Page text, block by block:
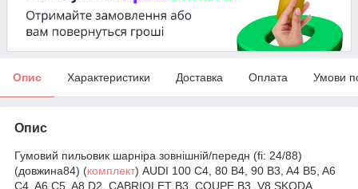
Опис Характеристики Доставка Оплата Умови
Опис
Гумовий пильовик шарніра зовнішній/передн (fi: 24/88)
(довжина84) (комплект) AUDI 100 C4, 80 B4, 90 B3, A4 B5, A6
C4, A6 C5, A8 D2, CABRIOLET B3, COUPE B3, V8 SKODA